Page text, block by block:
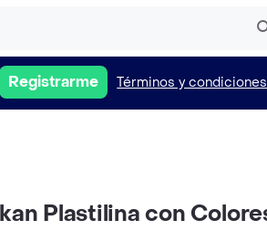
Registrarme Términos y condiciones
Plastilina con